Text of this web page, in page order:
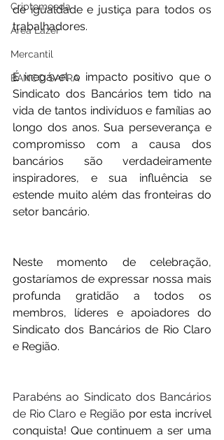
Criptomoeda
Área Lazer
Mercantil
BANCO SAFRA
de igualdade e justiça para todos os
trabalhadores.
É inegável o impacto positivo que o
Sindicato dos Bancários tem tido na
vida de tantos indivíduos e famílias ao
longo dos anos. Sua perseverança e
compromisso com a causa dos
bancários são verdadeiramente
inspiradores, e sua influência se
estende muito além das fronteiras do
setor bancário.
Neste momento de celebração,
gostaríamos de expressar nossa mais
profunda gratidão a todos os
membros, líderes e apoiadores do
Sindicato dos Bancários de Rio Claro
e Região.
Parabéns ao Sindicato dos Bancários
de Rio Claro e Região por esta incrível
conquista! Que continuem a ser uma